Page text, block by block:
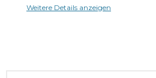
Weitere Details anzeigen